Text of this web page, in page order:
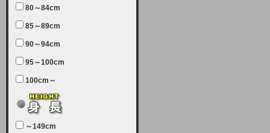
致します。
2025-06-11 (水)
【サーバーメンテナンス実施につい
7月5日（土曜日）午前7：00から午
テナンスを実施します。ユーザー様
にはご迷惑をおかけしますがご理解
いただけます様、宜しくお願い致し
80～84cm
85～89cm
90～94cm
95～100cm
100cm～
～149cm